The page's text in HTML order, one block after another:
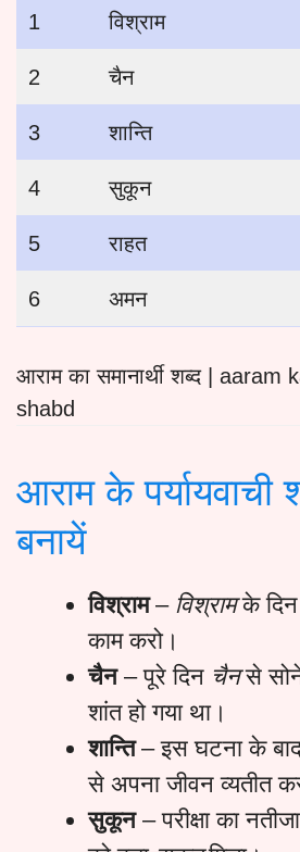
1 विश्राम
2 चैन
3 शान्ति
4 सुकून
5 राहत
6 अमन
आराम का समानार्थी शब्द |
shabd
आराम के पर्यायवाची
बनायें
विश्राम– विश्रामके
काम करो।
चैन – पूरे दिन चैनसे
शांत हो गया था।
शान्ति– इस घटना के
से अपना जीवन व्यतीत
सुकून – परीक्षा का